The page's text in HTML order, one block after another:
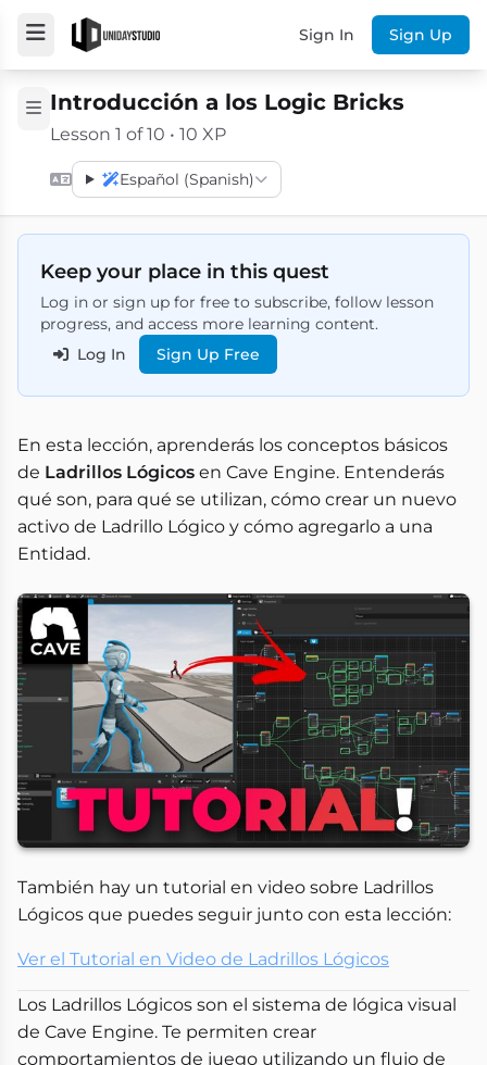
Sign In Sign Up
Introducción a los Logic Bricks
Lesson 1 of 10 • 10 XP
Español (Spanish)
Keep your place in this quest
Log in or sign up for free to subscribe, follow lesson
progress, and access more learning content.
Log In
Sign Up Free
En esta lección, aprenderás los conceptos básicos
de Ladrillos Lógicos en Cave Engine. Entenderás
qué son, para qué se utilizan, cómo crear un nuevo
activo de Ladrillo Lógico y cómo agregarlo a una
Entidad.
También hay un tutorial en video sobre Ladrillos
Lógicos que puedes seguir junto con esta lección:
Ver el Tutorial en Video de Ladrillos Lógicos
Los Ladrillos Lógicos son el sistema de lógica visual
de Cave Engine. Te permiten crear
comportamientos de juego utilizando un flujo de